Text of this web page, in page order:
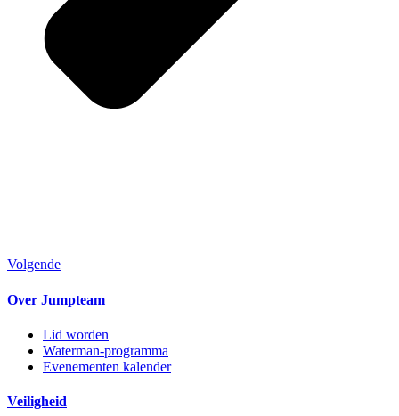
Volgende
Over Jumpteam
Lid worden
Waterman-programma
Evenementen kalender
Veiligheid